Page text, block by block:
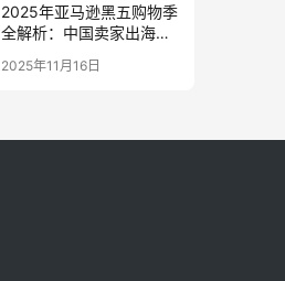
2025年亚马逊黑五购物季
全解析：中国卖家出海黄
2025年11月16日